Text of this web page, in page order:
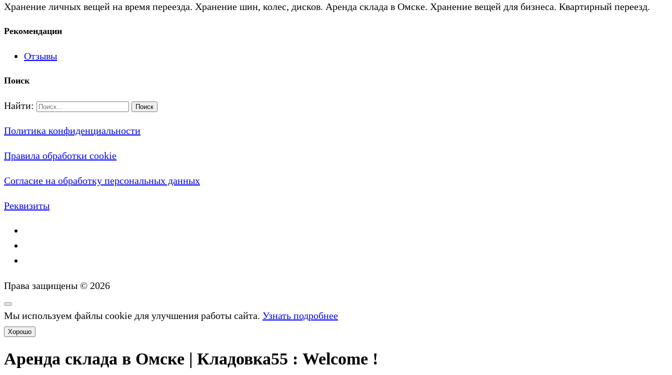
Хранение личных вещей на время переезда. Хранение шин, колес, дисков. Аренда склада в Омске. Хранение вещей для бизнеса. Квартирный переезд.
Рекомендации
Отзывы
Поиск
Найти:
Политика конфиденциальности
Правила обработки cookie
Согласие на обработку персональных данных
Реквизиты
Права защищены © 2026
Мы используем файлы cookie для улучшения работы сайта. Узнать подробнее
Хорошо
Аренда склада в Омске | Кладовка55 : Welcome !